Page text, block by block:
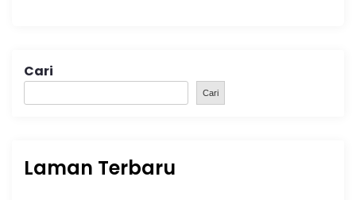
Cari
Cari
Laman Terbaru